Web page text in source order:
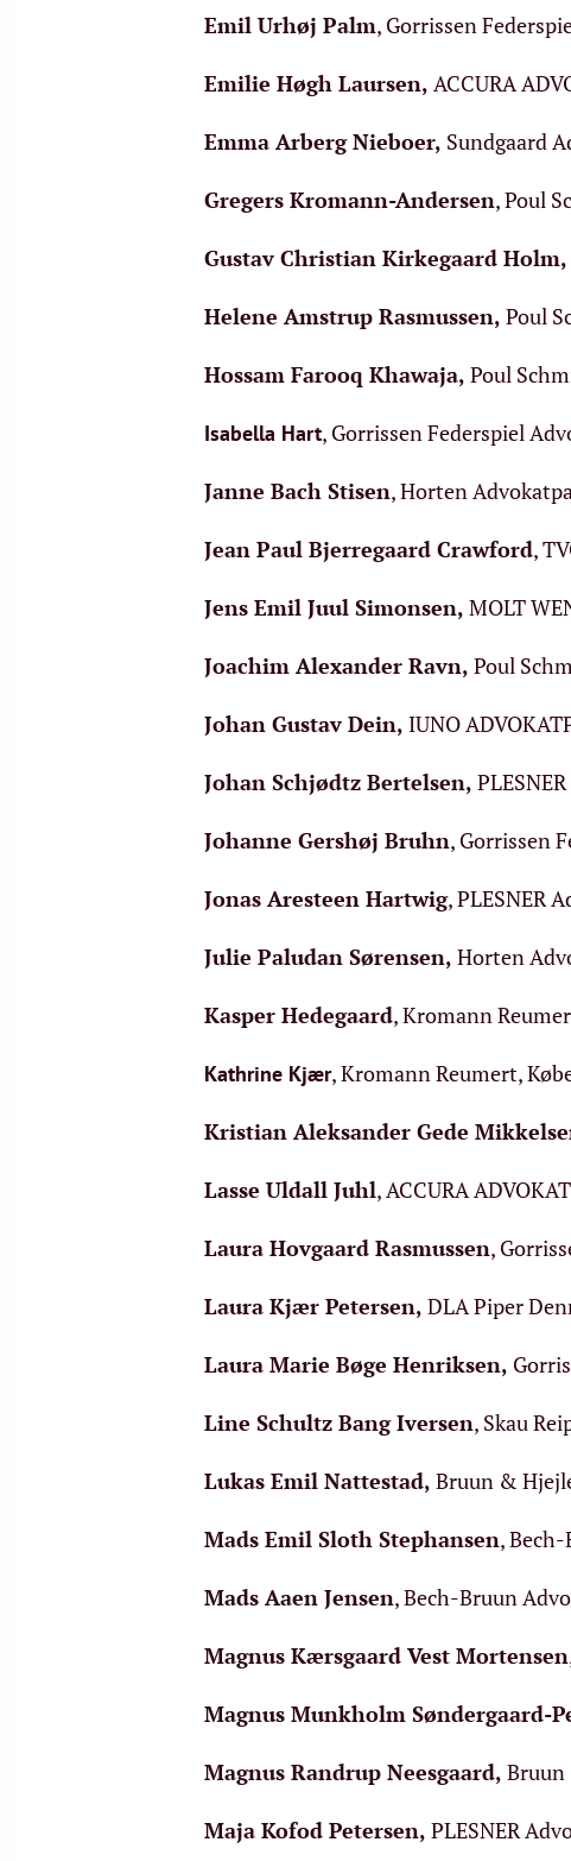
Emil Urhøj Palm, Gorrissen
Emilie Høgh Laursen, ACCURA
Emma Arberg Nieboer, Sundgaard
Gregers Kromann-Andersen, Poul
Gustav Christian Kirkegaard Holm,
Helene Amstrup Rasmussen, Poul
Hossam Farooq Khawaja, Poul
Isabella Hart, Gorrissen Federspiel
Janne Bach Stisen, Horten
Jean Paul Bjerregaard Crawford,
Jens Emil Juul Simonsen, MOLT
Joachim Alexander Ravn, Poul
Johan Gustav Dein, IUNO
Johan Schjødtz Bertelsen,
Johanne Gershøj Bruhn, Gorrissen
Jonas Aresteen Hartwig, PLESNER
Julie Paludan Sørensen, Horten
Kasper Hedegaard, Kromann
Kathrine Kjær, Kromann Reumert,
Kristian Aleksander Gede
Lasse Uldall Juhl, ACCURA
Laura Hovgaard Rasmussen,
Laura Kjær Petersen, DLA Piper
Laura Marie Bøge Henriksen,
Line Schultz Bang Iversen, Skau
Lukas Emil Nattestad, Bruun &
Mads Emil Sloth Stephansen,
Mads Aaen Jensen, Bech-Bruun
Magnus Kærsgaard Vest Mortensen
Magnus Munkholm Søndergaard-
Magnus Randrup Neesgaard, Bruun
Maja Kofod Petersen, PLESNER